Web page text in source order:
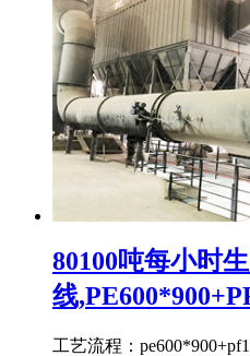
80100吨每小时
线
工艺流程：